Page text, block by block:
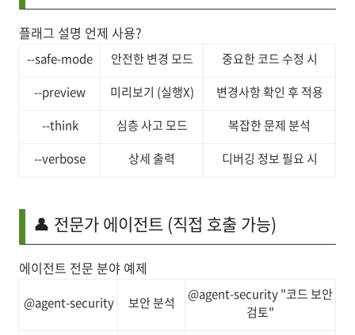
플래그 설명 언제 사용?
--safe-mode 안전한 변경 모드
중요한 코드 수정 시
--preview
미리보기 (실행X)
변경사항 확인 후 적용
--think
심층 사고 모드
복잡한 문제 분석
--verbose
상세 출력 디버깅 정보 필요 시
👤 전문가 에이전트 (직접 호출 가능)
에이전트 전문 분야 예제
@agent-security 보안 분석
@agent-security "코드 보안
검토"